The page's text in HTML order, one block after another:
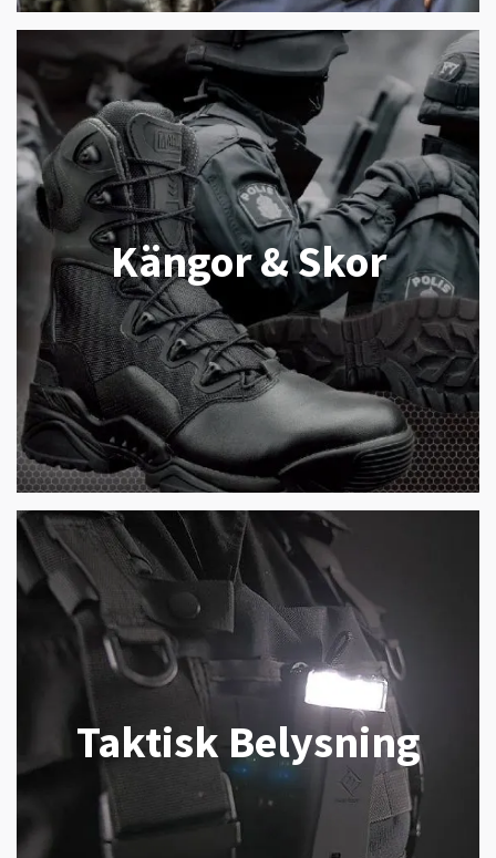
Kängor & Skor
Taktisk Belysning